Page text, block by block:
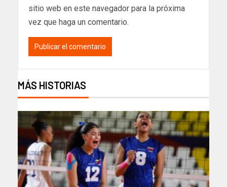
sitio web en este navegador para la próxima
vez que haga un comentario.
MÁS HISTORIAS